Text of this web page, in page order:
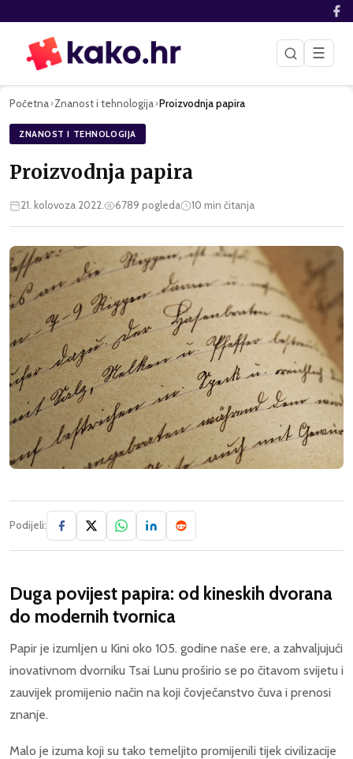
☰
Početna›Znanost i tehnologija›Proizvodnja papira
ZNANOST I TEHNOLOGIJA
Proizvodnja papira
21. kolovoza 2022. 6789 pogleda 10 min čitanja
Podijeli:
Duga povijest papira: od kineskih dvorana
do modernih tvornica
Papir je izumljen u Kini oko 105. godine naše ere, a zahvaljujući
inovativnom dvorniku Tsai Lunu proširio se po čitavom svijetu i
zauvijek promijenio način na koji čovječanstvo čuva i prenosi
znanje.
Malo je izuma koji su tako temeljito promijenili tijek civilizacije